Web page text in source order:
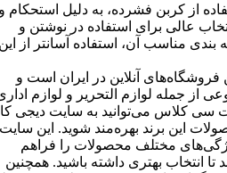
از کربن فشرده، به دلیل استحکام
عالی برای استفاده در نوشتن و
مناسب آن، استفاده آسانتر از
فروشگاه‌های آنلاین در ایران است و
از جمله لوازم التحریر و لوازم
سی کلاس می‌توانید به سایت دیجی
این برند بهره‌مند شوید. این سایت
مختلف محصولات را فراهم
انتخاب بهتری داشته باشید. همچنین